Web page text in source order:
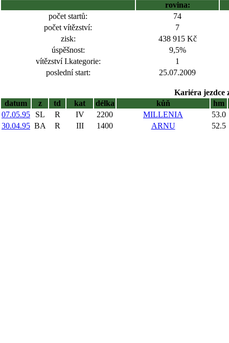
rovina:
počet startů:
74
počet vítězství:
7
zisk:
438 915 Kč
úspěšnost:
9,5%
vítězství I.kategorie:
1
poslední start:
25.07.2009
Kariéra jezdce
datum
z td kat délka kůň
hm
07.05.95
SL R IV 2200 MILLENIA
53.0
30.04.95 BA R III 1400 ARNU 52.5